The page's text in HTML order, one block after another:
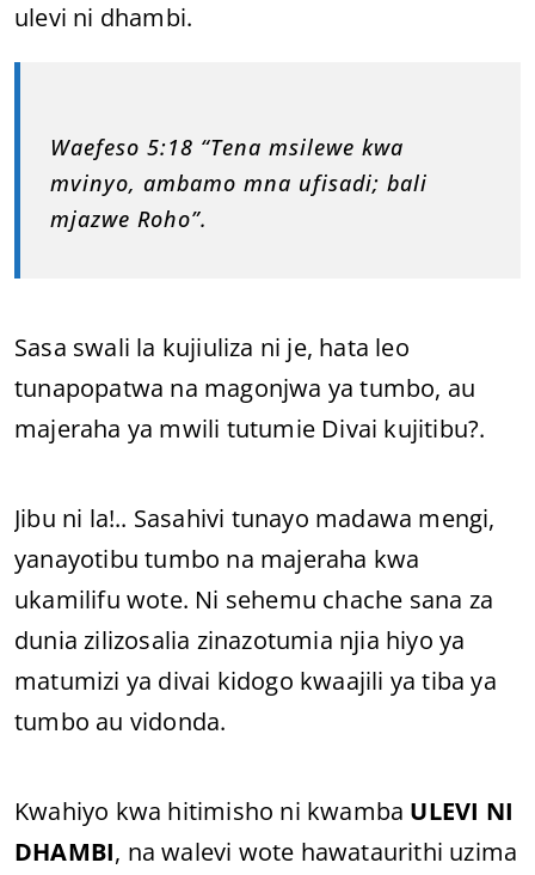
ulevi ni dhambi.
Waefeso 5:18 “Tena msilewe kwa
mvinyo, ambamo mna ufisadi; bali
mjazwe Roho”.
Sasa swali la kujiuliza ni je, hata leo
tunapopatwa na magonjwa ya tumbo, au
majeraha ya mwili tutumie Divai kujitibu?.
Jibu ni la!.. Sasahivi tunayo madawa mengi,
yanayotibu tumbo na majeraha kwa
ukamilifu wote. Ni sehemu chache sana za
dunia zilizosalia zinazotumia njia hiyo ya
matumizi ya divai kidogo kwaajili ya tiba ya
tumbo au vidonda.
Kwahiyo kwa hitimisho ni kwamba ULEVI NI
DHAMBI, na walevi wote hawataurithi uzima